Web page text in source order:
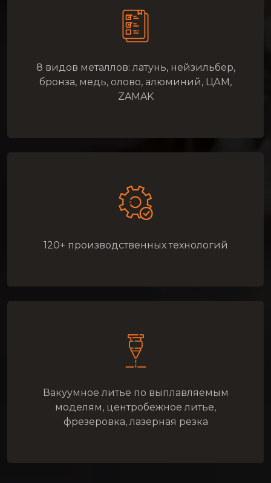
8 видов металлов: латунь, нейзильбер,
бронза, медь, олово, алюминий, ЦАМ,
ZAMAK
120+ производственных технологий
Вакуумное литье по выплавляемым
моделям, центробежное литье,
фрезеровка, лазерная резка